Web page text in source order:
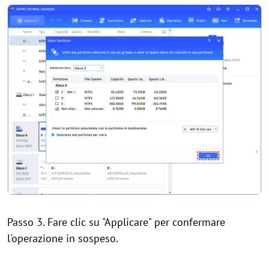
Passo 3. Fare clic su "Applicare" per confermare
l'operazione in sospeso.